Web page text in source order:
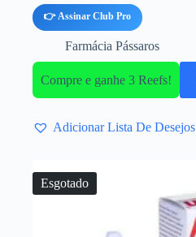
👉 Assinar Club Pro
Farmácia Pássaros
Compre e ganhe 3 Reefs!
Adicionar Lista De Desejos
Esgotado